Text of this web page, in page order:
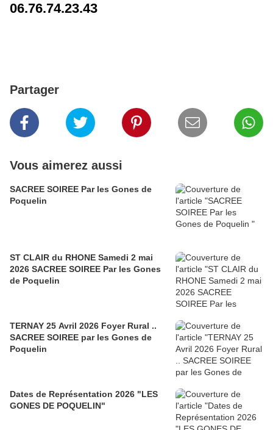
06.76.74.23.43
Partager
Vous aimerez aussi
SACREE SOIREE Par les Gones de
Poquelin
ST CLAIR du RHONE Samedi 2 mai
2026 SACREE SOIREE Par les Gones
de Poquelin
TERNAY 25 Avril 2026 Foyer Rural ..
SACREE SOIREE par les Gones de
Poquelin
Dates de Représentation 2026 "LES
GONES DE POQUELIN"